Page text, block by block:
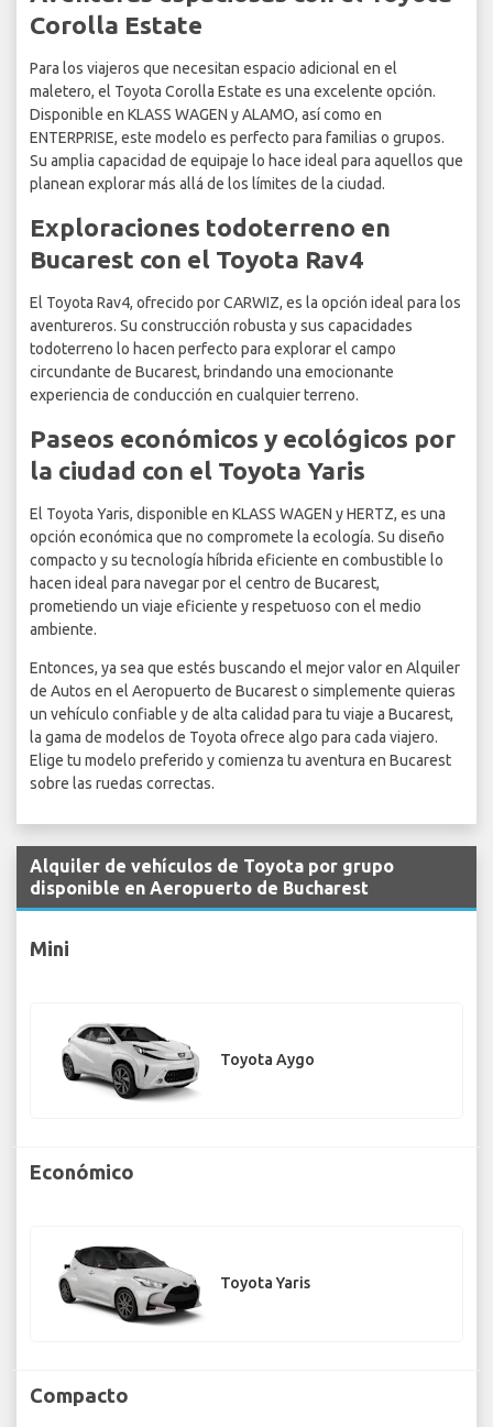
Corolla Estate
Para los viajeros que necesitan espacio adicional en el
maletero, el Toyota Corolla Estate es una excelente opción.
Disponible en KLASS WAGEN y ALAMO, así como en
ENTERPRISE, este modelo es perfecto para familias o grupos.
Su amplia capacidad de equipaje lo hace ideal para aquellos que
planean explorar más allá de los límites de la ciudad.
Exploraciones todoterreno en
Bucarest con el Toyota Rav4
El Toyota Rav4, ofrecido por CARWIZ, es la opción ideal para los
aventureros. Su construcción robusta y sus capacidades
todoterreno lo hacen perfecto para explorar el campo
circundante de Bucarest, brindando una emocionante
experiencia de conducción en cualquier terreno.
Paseos económicos y ecológicos por
la ciudad con el Toyota Yaris
El Toyota Yaris, disponible en KLASS WAGEN y HERTZ, es una
opción económica que no compromete la ecología. Su diseño
compacto y su tecnología híbrida eficiente en combustible lo
hacen ideal para navegar por el centro de Bucarest,
prometiendo un viaje eficiente y respetuoso con el medio
ambiente.
Entonces, ya sea que estés buscando el mejor valor en Alquiler
de Autos en el Aeropuerto de Bucarest o simplemente quieras
un vehículo confiable y de alta calidad para tu viaje a Bucarest,
la gama de modelos de Toyota ofrece algo para cada viajero.
Elige tu modelo preferido y comienza tu aventura en Bucarest
sobre las ruedas correctas.
Alquiler de vehículos de Toyota por grupo
disponible en Aeropuerto de Bucharest
Mini
Toyota Aygo
Económico
Toyota Yaris
Compacto